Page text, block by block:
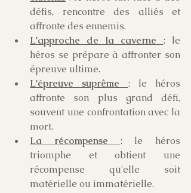
défis, rencontre des alliés et
affronte des ennemis.
L'approche de la caverne : le
héros se prépare à affronter son
épreuve ultime.
L'épreuve suprême : le héros
affronte son plus grand défi,
souvent une confrontation avec la
mort.
La récompense : le héros
triomphe et obtient une
récompense qu'elle soit
matérielle ou immatérielle.